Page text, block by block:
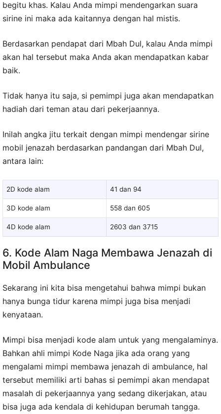
begitu khas. Kalau Anda mimpi mendengarkan suara
sirine ini maka ada kaitannya dengan hal mistis.
Berdasarkan pendapat dari Mbah Dul, kalau Anda mimpi
akan hal tersebut maka Anda akan mendapatkan kabar
baik.
Tidak hanya itu saja, si pemimpi juga akan mendapatkan
hadiah dari teman atau dari pekerjaannya.
Inilah angka jitu terkait dengan mimpi mendengar sirine
mobil jenazah berdasarkan pandangan dari Mbah Dul,
antara lain:
2D kode alam 41 dan 94
3D kode alam 558 dan 605
4D kode alam 2603 dan 3715
6. Kode Alam Naga Membawa Jenazah di
Mobil Ambulance
Sekarang ini kita bisa mengetahui bahwa mimpi bukan
hanya bunga tidur karena mimpi juga bisa menjadi
kenyataan.
Mimpi bisa menjadi kode alam untuk yang mengalaminya.
Bahkan ahli mimpi Kode Naga jika ada orang yang
mengalami mimpi membawa jenazah di ambulance, hal
tersebut memiliki arti bahas si pemimpi akan mendapat
masalah di pekerjaannya yang sedang dikerjakan, atau
bisa juga ada kendala di kehidupan berumah tangga.